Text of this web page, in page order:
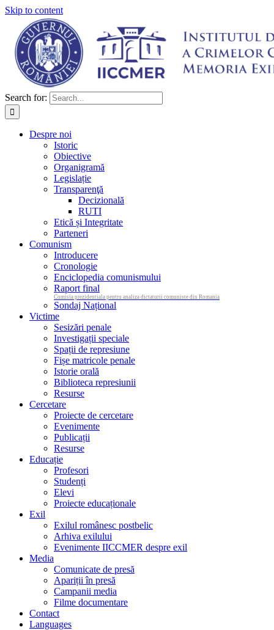
Skip to content
Search for:
Despre noi
Istoric
Obiective
Organigramă
Legislație
Transparenţă
Decizională
RUTI
Etică și Integritate
Parteneri
Comunism
Introducere
Cronologie
Enciclopedia comunismului
Raport final
Comisia prezidentiala pentru analiza dictaturii comuniste din Romania
Sondaj Național
Victime
Sesizări penale
Investigații speciale
Spații de represiune
Fișe matricole penale
Istorie orală
Biblioteca represiunii
Resurse
Cercetare
Proiecte de cercetare
Evenimente
Publicații
Resurse
Educație
Profesori
Studenți
Elevi
Proiecte educaționale
Exil
Exilul românesc postbelic
Arhiva exilului
Evenimente IICCMER despre exil
Media
Comunicate de presă
Apariții în presă
Campanii media
Filme documentare
Contact
Languages